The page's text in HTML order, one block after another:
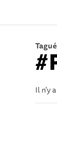
Tagué
Il n'y